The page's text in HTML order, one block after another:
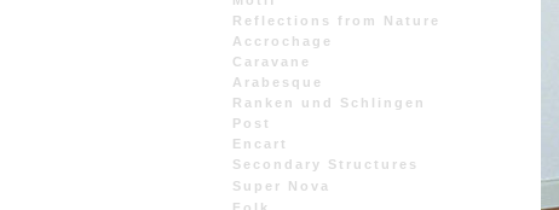
Reflections from Nature
Accrochage
Caravane
Arabesque
Ranken und Schlingen
Post
Encart
Secondary Structures
Super Nova